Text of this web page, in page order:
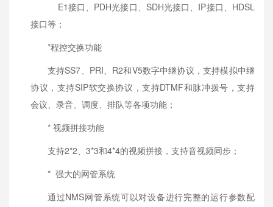
E1接口、PDH光接口、SDH光接口、IP接口、HDSL
接口等；
*程控交换功能
支持SS7、PRI、R2和V5数字中继协议，支持模拟中继
协议，支持SIP软交换协议，支持DTMF和脉冲拨号，支持
会议、录音、调度、排队等各项功能；
* 视频拼接功能
支持2*2、3*3和4*4的视频拼接，支持音视频同步；
* 强大的网管系统
通过NMS网管系统可以对设备进行完整的运行参数配